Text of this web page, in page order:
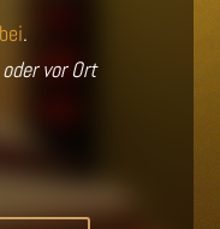
.
vor Ort